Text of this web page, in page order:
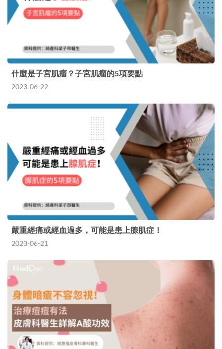
什麼是子宮肌瘤？子宮肌瘤的5項要點
2023-06-22
嚴重經痛或經血過多，可能是患上腺肌症！
2023-06-21